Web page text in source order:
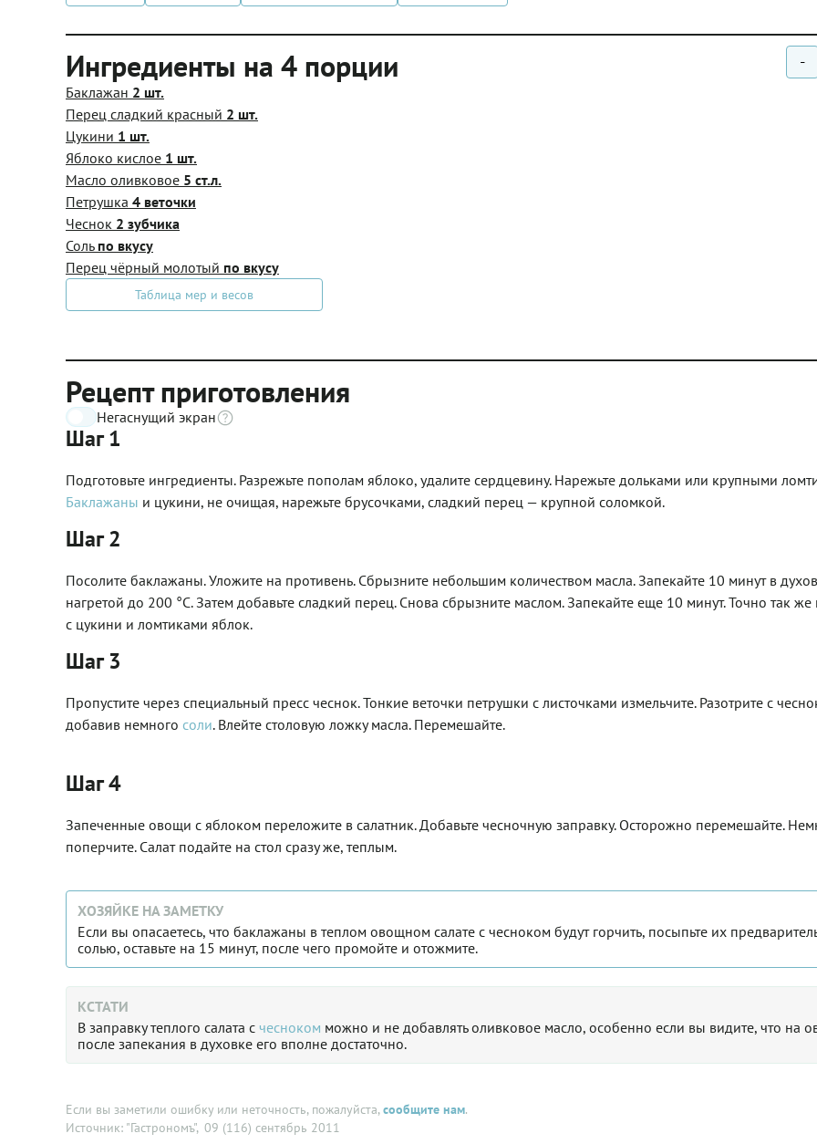
Ингредиенты на 4 порции -
Баклажан 2 шт.
Перец сладкий красный 2 шт.
Цукини 1 шт.
Яблоко кислое 1 шт.
Масло оливковое 5 ст.л.
Петрушка 4 веточки
Чеснок 2 зубчика
Соль по вкусу
Перец чёрный молотый по вкусу
Таблица мер и весов
Рецепт приготовления
Негаснущий экран
Шаг 1
Подготовьте ингредиенты. Разрежьте пополам яблоко, удалите сердцевину. Нарежьте дольками или крупными
Баклажаны и цукини, не очищая, нарежьте брусочками, сладкий перец — крупной соломкой.
Шаг 2
Посолите баклажаны. Уложите на противень. Сбрызните небольшим количеством масла. Запекайте 10 минут в
нагретой до 200 °C. Затем добавьте сладкий перец. Снова сбрызните маслом. Запекайте еще 10 минут. Точно так же
с цукини и ломтиками яблок.
Шаг 3
Пропустите через специальный пресс чеснок. Тонкие веточки петрушки с листочками измельчите. Разотрите с
добавив немного соли. Влейте столовую ложку масла. Перемешайте.
Шаг 4
Запеченные овощи с яблоком переложите в салатник. Добавьте чесночную заправку. Осторожно перемешайте.
поперчите. Салат подайте на стол сразу же, теплым.
ХОЗЯЙКЕ НА ЗАМЕТКУ
Если вы опасаетесь, что баклажаны в теплом овощном салате с чесноком будут горчить, посыпьте их
солью, оставьте на 15 минут, после чего промойте и отожмите.
КСТАТИ
В заправку теплого салата с чесноком можно и не добавлять оливковое масло, особенно если вы видите, что на
после запекания в духовке его вполне достаточно.
Если вы заметили ошибку или неточность, пожалуйста,сообщите нам.
Источник: "Гастрономъ", 09 (116) сентябрь 2011